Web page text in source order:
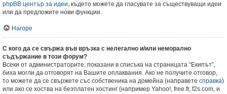
phpBB център за идеи, където можете да гласувате за съществуващи идеи
или да предложите нови функции.
Нагоре
С кого да се свържа във връзка с нелегално и/или неморално
съдържание в този форум?
Всеки от администраторите, показани в списъка на страницата “Екипът”,
биха могли да отговорят на Вашите оплаквания. Ако не получите отговор,
то можете да се свържете със собственика на домейна (направете справка)
или ако се хоства на безплатен хостинг (например Yahoo!, free.fr, f2s.com, и